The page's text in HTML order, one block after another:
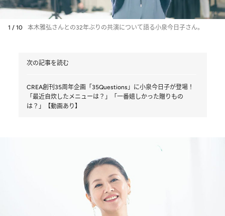
1 / 10 本木雅弘さんとの32年ぶりの共演について語る小泉今日子さん。
次の記事を読む
CREA創刊35周年企画「35Questions」に小泉今日子が登場！
「最近自炊したメニューは？」「一番嬉しかった贈りもの
は？」【動画あり】